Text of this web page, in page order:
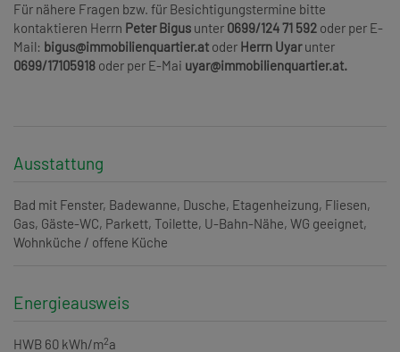
Für nähere Fragen bzw. für Besichtigungstermine bitte
kontaktieren Herrn Peter Bigus unter 0699/124 71 592 oder per E-
Mail: bigus@immobilienquartier.at oder Herrn Uyarunter
0699/17105918 oder per E-Mai uyar@immobilienquartier.at.
Ausstattung
Bad mit Fenster Badewanne Dusche Etagenheizung Fliesen
Gas Gäste-WC Parkett Toilette U-Bahn-Nähe WG geeignet
Wohnküche / offene Küche
Energieausweis
HWB 60 kWh/m2a